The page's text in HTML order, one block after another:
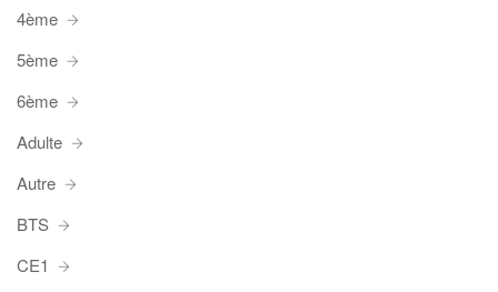
4ème
5ème
6ème
Adulte
Autre
BTS
CE1